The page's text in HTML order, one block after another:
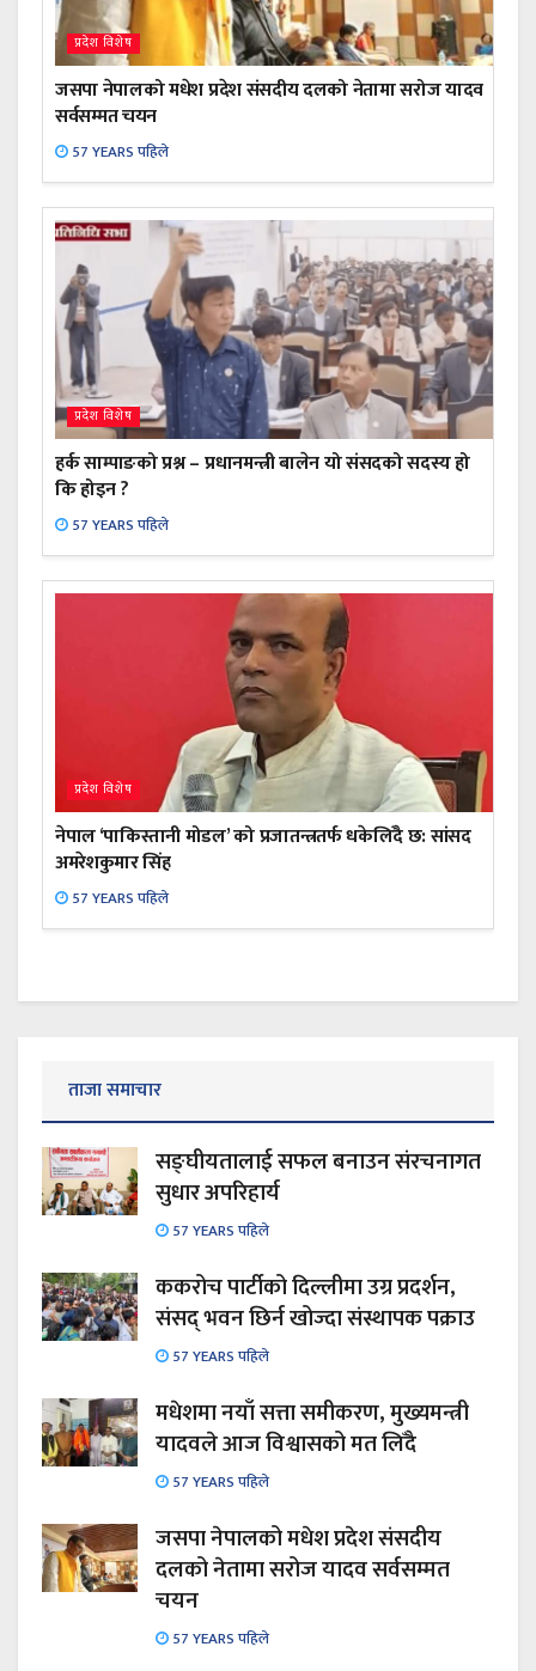
प्रदेश विशेष
जसपा नेपालको मधेश प्रदेश संसदीय दलको नेतामा सरोज यादव
सर्वसम्मत चयन
57 YEARS पहिले
प्रदेश विशेष
हर्क साम्पाङको प्रश्न – प्रधानमन्त्री बालेन यो संसदको सदस्य हो
कि होइन ?
57 YEARS पहिले
प्रदेश विशेष
नेपाल ‘पाकिस्तानी मोडल’ को प्रजातन्त्रतर्फ धकेलिँदै छ: सांसद
अमरेशकुमार सिंह
57 YEARS पहिले
ताजा समाचार
सङ्घीयतालाई सफल बनाउन संरचनागत
सुधार अपरिहार्य
57 YEARS पहिले
ककरोच पार्टीको दिल्लीमा उग्र प्रदर्शन,
संसद् भवन छिर्न खोज्दा संस्थापक पक्राउ
57 YEARS पहिले
मधेशमा नयाँ सत्ता समीकरण, मुख्यमन्त्री
यादवले आज विश्वासको मत लिँदै
57 YEARS पहिले
जसपा नेपालको मधेश प्रदेश संसदीय
दलको नेतामा सरोज यादव सर्वसम्मत
चयन
57 YEARS पहिले